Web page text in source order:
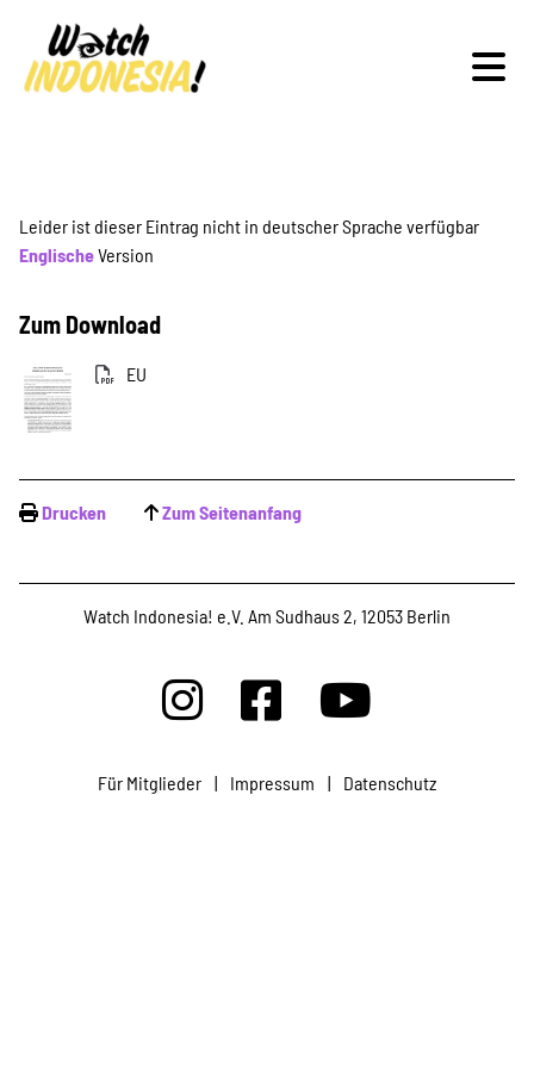
Schwerpunkte
Veranstaltungen
Kampagne
Stellenangebote
Leider ist dieser Eintrag nicht in deutscher Sprache verfügbar
EnglischeVersion
Zum Download
EU
Drucken Zum Seitenanfang
Watch Indonesia! e.V. Am Sudhaus 2, 12053 Berlin
Für Mitglieder | Impressum | Datenschutz